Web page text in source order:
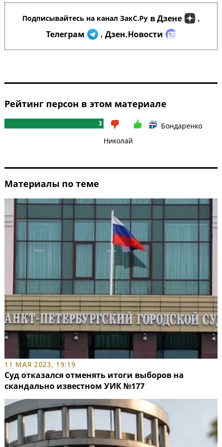
Подписывайтесь на канал ЗакС.Ру в Дзене ,
Телеграм , Дзен.Новости
Рейтинг персон в этом материале
3
Бондаренко
Николай
Материалы по теме
11 МАЯ 2023, 19:19
Суд отказался отменять итоги выборов на
скандально известном УИК №177